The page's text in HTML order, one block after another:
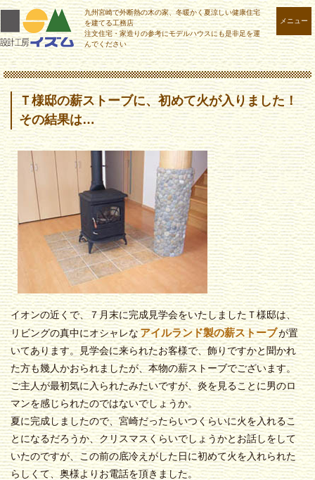
メニュー
九州宮崎で外断熱の木の家、冬暖かく夏涼しい健康住宅
を建てる工務店
注文住宅・家造りの参考にモデルハウスにも是非足を運
んでください
Ｔ様邸の薪ストーブに、初めて火が入りました！
その結果は…
イオンの近くで、７月末に完成見学会をいたしましたＴ様邸は、
リビングの真中にオシャレなアイルランド製の薪ストーブが置
いてあります。見学会に来られたお客様で、飾りですかと聞かれ
た方も幾人かおられましたが、本物の薪ストーブでございます。
ご主人が最初気に入られたみたいですが、炎を見ることに男のロ
マンを感じられたのではないでしょうか。
夏に完成しましたので、宮崎だったらいつくらいに火を入れるこ
とになるだろうか、クリスマスくらいでしょうかとお話しをして
いたのですが、この前の底冷えがした日に初めて火を入れられた
らしくて、奥様よりお電話を頂きました。